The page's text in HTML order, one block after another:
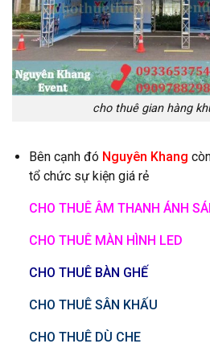
cho thuê gian hàng
Bên cạnh đó Nguyên Khang
tổ chức sự kiện giá rẻ
CHO THUÊ ÂM THANH ÁNH
CHO THUÊ MÀN HÌNH LED
CHO THUÊ BÀN GHẾ
CHO THUÊ SÂN KHẤU
CHO THUÊ DÙ CHE